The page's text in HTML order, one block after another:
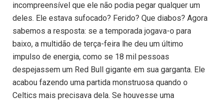
incompreensível que ele não podia pegar qualquer um
deles. Ele estava sufocado? Ferido? Que diabos? Agora
sabemos a resposta: se a temporada jogava-o para
baixo, a multidão de terça-feira lhe deu um último
impulso de energia, como se 18 mil pessoas
despejassem um Red Bull gigante em sua garganta. Ele
acabou fazendo uma partida monstruosa quando o
Celtics mais precisava dela. Se houvesse uma